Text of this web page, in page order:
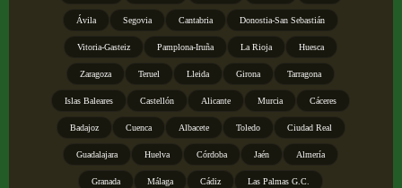
Ávila Segovia Cantabria Donostia-San Sebastián
Vitoria-Gasteiz Pamplona-Iruña La Rioja Huesca
Zaragoza Teruel Lleida Girona Tarragona
Islas Baleares Castellón Alicante Murcia Cáceres
Badajoz Cuenca Albacete Toledo Ciudad Real
Guadalajara Huelva Córdoba Jaén Almería
Granada Málaga Cádiz Las Palmas G.C.